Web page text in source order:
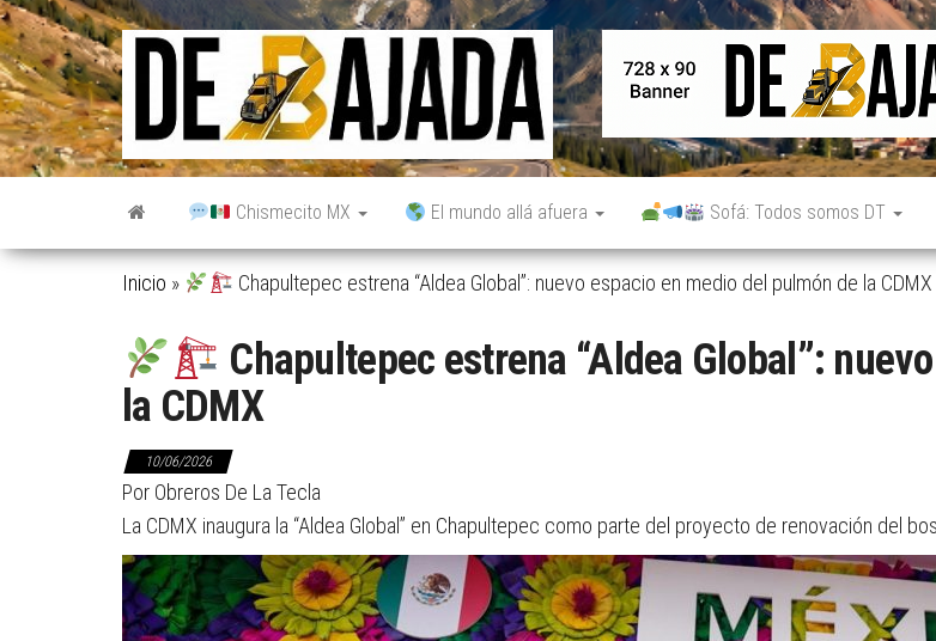
Saltar
al
contenido
De
Bajada
Noticias
reales.
Aunque
no lo
parezcan.
Chismecito MX El mundo allá afuera Sofá: Todos somos DT
Inicio » Chapultepec estrena “Aldea Global”: nuevo espacio en medio del pulmón de la CDMX
Chapultepec estrena “Aldea Global”:
la CDMX
10/06/2026
Por Obreros De La Tecla
La CDMX inaugura la “Aldea Global” en Chapultepec como parte del proyecto de renovación del